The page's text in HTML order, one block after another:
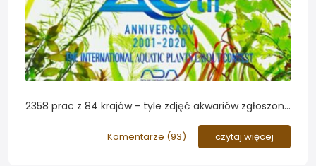
2358 prac z 84 krajów - tyle zdjęć akwariów zgłoszono
najlepsze prace i porozmawiajmy o wynikach...
Komentarze (93) czytaj więcej